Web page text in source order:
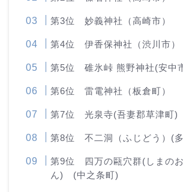
第3位 妙義神社（高崎市）
第4位 伊香保神社（渋川市）
第5位 碓氷峠 熊野神社(安中
第6位 雷電神社（板倉町）
第7位 光泉寺(吾妻郡草津町)
第8位 不二洞（ふじどう）(
第9位 四万の甌穴群(しまの
ん) (中之条町)